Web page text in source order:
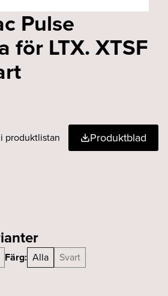
Pulse
för LTX. XTSF
produktlistan Produktblad
Färg: Alla Svart